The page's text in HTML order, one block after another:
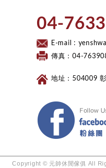
​04-
E-mail :
傳真：04-
地址：504009
Copyright © 元帥休閒傢俱​ All